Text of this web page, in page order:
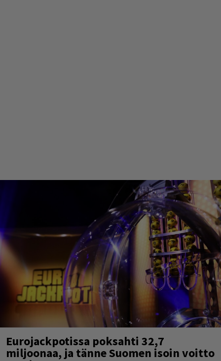
Eurojackpotissa poksahti 32,7
miljoonaa, ja tänne Suomen isoin voitto